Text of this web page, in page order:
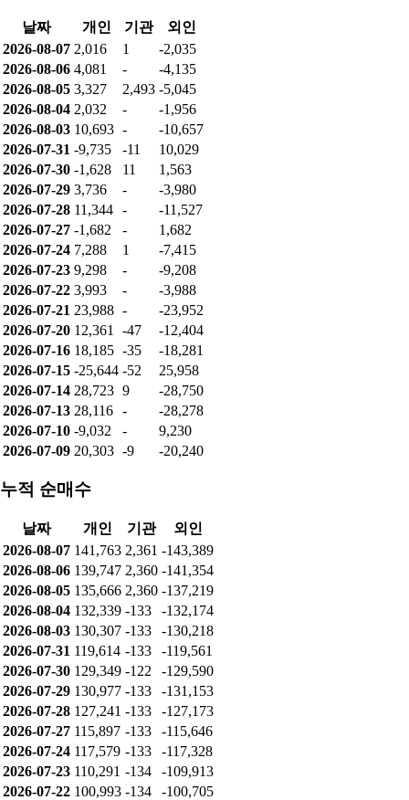
날짜 개인 기관
외인
2026-08-07 2,016 1
-2,035
2026-08-06 4,081 -
-4,135
2026-08-05 3,327 2,493 -5,045
2026-08-04 2,032 -
-1,956
2026-08-03 10,693 -
-10,657
2026-07-31 -9,735 -11
10,029
2026-07-30 -1,628 11
1,563
2026-07-29 3,736 -
-3,980
2026-07-28 11,344 -
-11,527
2026-07-27 -1,682 -
1,682
2026-07-24 7,288 1
-7,415
2026-07-23 9,298 -
-9,208
2026-07-22 3,993 -
-3,988
2026-07-21 23,988 -
-23,952
2026-07-20 12,361 -47
-12,404
2026-07-16 18,185 -35
-18,281
2026-07-15 -25,644 -52
25,958
2026-07-14 28,723 9
-28,750
2026-07-13 28,116 -
-28,278
2026-07-10 -9,032 -
9,230
2026-07-09 20,303 -9 -20,240
누적 순매수
날짜 개인 기관
외인
2026-08-07 141,763 2,361 -143,389
2026-08-06 139,747 2,360 -141,354
2026-08-05 135,666 2,360 -137,219
2026-08-04 132,339 -133
-132,174
2026-08-03 130,307 -133
-130,218
2026-07-31 119,614 -133
-119,561
2026-07-30 129,349 -122
-129,590
2026-07-29 130,977 -133
-131,153
2026-07-28 127,241 -133
-127,173
2026-07-27 115,897 -133
-115,646
2026-07-24 117,579 -133
-117,328
2026-07-23 110,291 -134
-109,913
2026-07-22 100,993 -134
-100,705